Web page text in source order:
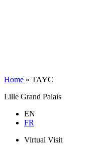
Home » TAYC
Lille Grand Palais
EN
FR
Virtual Visit